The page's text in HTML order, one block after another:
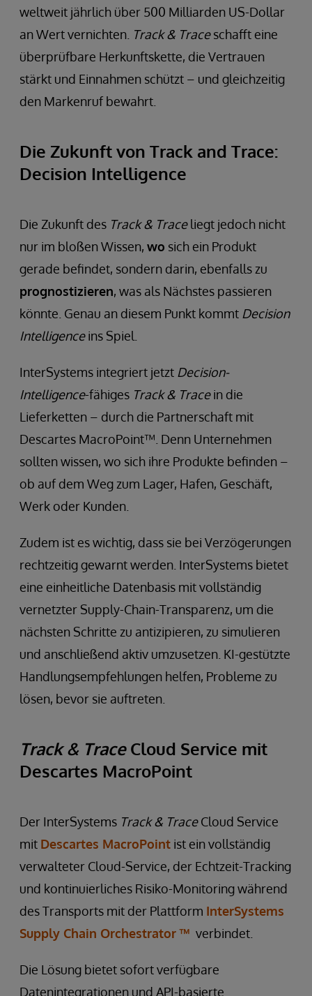
weltweit jährlich über 500 Milliarden US-Dollar
an Wert vernichten. Track & Traceschafft eine
überprüfbare Herkunftskette, die Vertrauen
stärkt und Einnahmen schützt – und gleichzeitig
den Markenruf bewahrt.
Die Zukunft von Track and Trace:
Decision Intelligence
Die Zukunft des Track & Traceliegt jedoch nicht
nur im bloßen Wissen, wo sich ein Produkt
gerade befindet, sondern darin, ebenfalls zu
prognostizieren, was als Nächstes passieren
könnte. Genau an diesem Punkt kommt Decision
Intelligenceins Spiel.
InterSystems integriert jetzt Decision-
Intelligence-fähiges Track & Tracein die
Lieferketten – durch die Partnerschaft mit
Descartes MacroPoint™. Denn Unternehmen
sollten wissen, wo sich ihre Produkte befinden –
ob auf dem Weg zum Lager, Hafen, Geschäft,
Werk oder Kunden.
Zudem ist es wichtig, dass sie bei Verzögerungen
rechtzeitig gewarnt werden. InterSystems bietet
eine einheitliche Datenbasis mit vollständig
vernetzter Supply-Chain-Transparenz, um die
nächsten Schritte zu antizipieren, zu simulieren
und anschließend aktiv umzusetzen. KI-gestützte
Handlungsempfehlungen helfen, Probleme zu
lösen, bevor sie auftreten.
Track & TraceCloud Service mit
Descartes MacroPoint
Der InterSystems Track & TraceCloud Service
mit Descartes MacroPoint ist ein vollständig
verwalteter Cloud-Service, der Echtzeit-Tracking
und kontinuierliches Risiko-Monitoring während
des Transports mit der Plattform InterSystems
Supply Chain Orchestrator™ verbindet.
Die Lösung bietet sofort verfügbare
Datenintegrationen und API-basierte